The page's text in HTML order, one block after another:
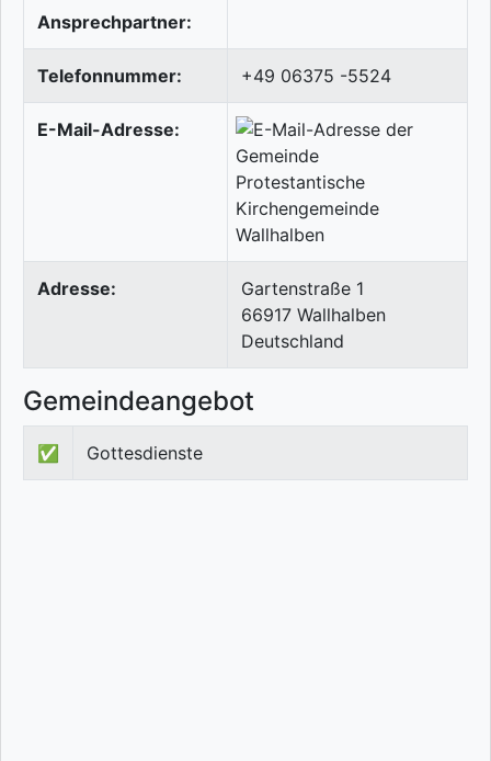
Ansprechpartner:
Telefonnummer: +49 06375 -5524
E-Mail-Adresse:
Adresse:
Gartenstraße 1
66917 Wallhalben
Deutschland
Gemeindeangebot
✅ Gottesdienste